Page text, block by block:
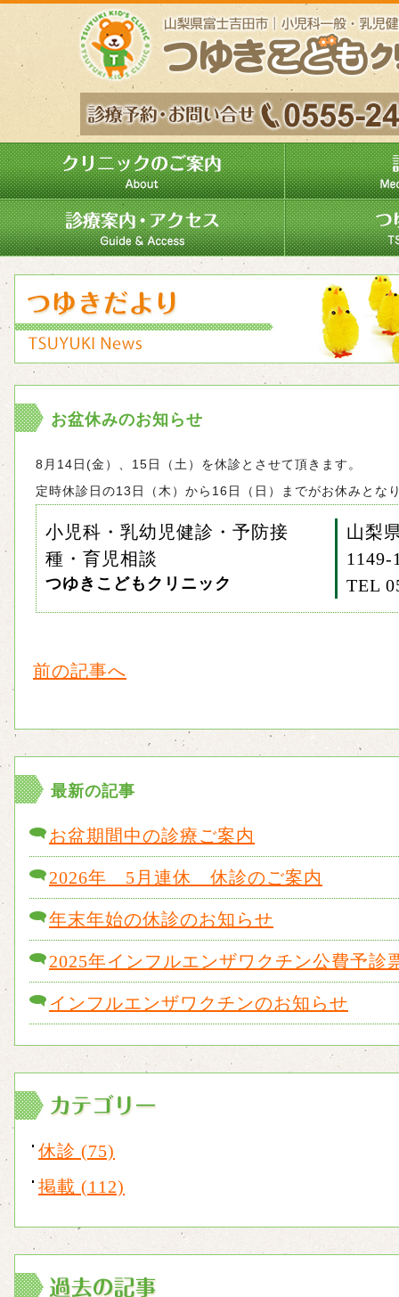
お盆休みのお知らせ
8月14日(金）、15日（土）を休診とさせて頂きます。
定時休診日の13日（木）から16日（日）までがお休みとな
小児科・乳幼児健診・予防接
種・育児相談
つゆきこどもクリニック
山梨
1149-
TEL
前の記事へ
最新の記事
お盆期間中の診療ご案内
2026年 5月連休 休診のご案内
年末年始の休診のお知らせ
2025年インフルエンザワクチン公費予診
インフルエンザワクチンのお知らせ
休診 (75)
掲載 (112)